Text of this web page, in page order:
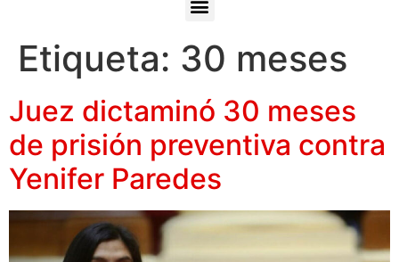
Etiqueta: 30 meses
Juez dictaminó 30 meses
de prisión preventiva contra
Yenifer Paredes